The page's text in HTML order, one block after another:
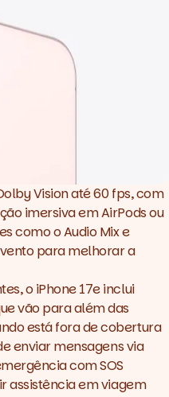
Vision até 60 fps, com
imersiva em AirPods ou
como o Audio Mix e
para melhorar a
o iPhone 17e inclui
vão para além das
está fora de cobertura
enviar mensagens via
com SOS
assistência em viagem